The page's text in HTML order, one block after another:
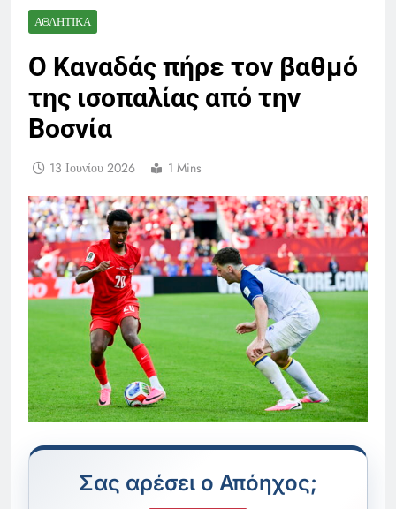
ΑΘΛΗΤΙΚΆ
Ο Καναδάς πήρε τον βαθμό
της ισοπαλίας από την
Βοσνία
13 Ιουνίου 2026 1 Mins
Σας αρέσει ο Απόηχος;